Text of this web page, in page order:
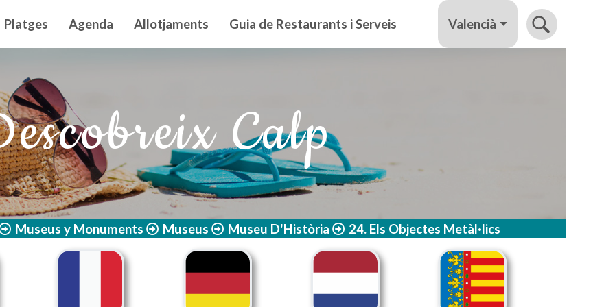
principal
Platges Agenda Allotjaments Guia de Restaurants i Serveis Valencià
Calp
Museus y Monuments Museus Museu D'Història 24. Els Objectes Metàl·lics